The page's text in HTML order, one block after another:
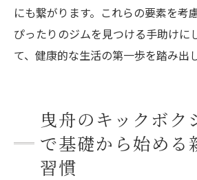
にも繋がります。これらの要素を考
ぴったりのジムを見つける手助けに
て、健康的な生活の第一歩を踏み出
曳舟のキックボク
で基礎から始める
習慣